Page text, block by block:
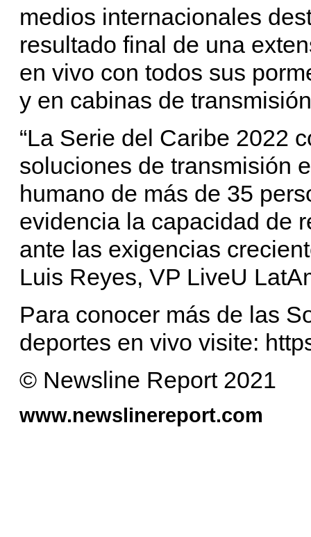
medios internacionales
resultado final de una
en vivo con todos sus
y en cabinas de
“La Serie del Caribe 2022
soluciones de transmisión
humano de más de 35
evidencia la capacidad de
ante las exigencias
Luis Reyes, VP LiveU
Para conocer más de las
deportes en vivo visite:
© Newsline Report 2021
www.newslinereport.com